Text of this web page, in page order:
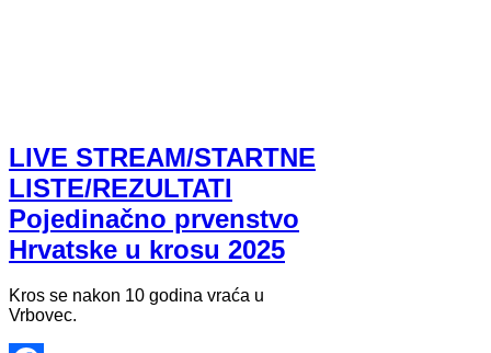
LIVE STREAM/STARTNE
LISTE/REZULTATI
Pojedinačno prvenstvo
Hrvatske u krosu 2025
Kros se nakon 10 godina vraća u
Vrbovec.